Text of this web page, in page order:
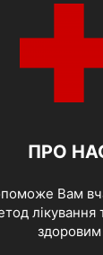
ПРО
Вам
лікування
здоровим